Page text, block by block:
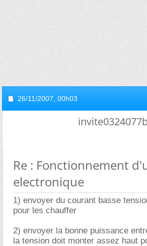
26/11/2007, 00h03
invite0324077b
Re : Fonctionnement
electronique
1) envoyer du courant basse
pour les chauffer
2) envoyer la bonne puissance
la tension doit monter assez haut